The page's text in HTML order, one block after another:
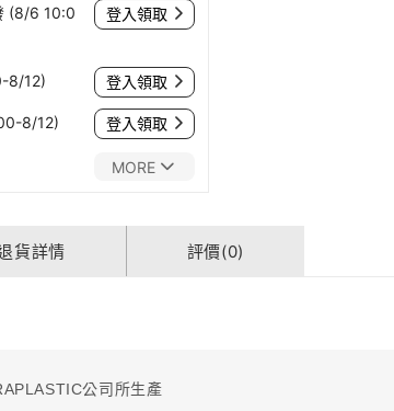
(8/6 10:0
登入領取
8/12) 登入領取
8/12) 登入領取
MORE
貨詳情 評價(0)
公司所生產